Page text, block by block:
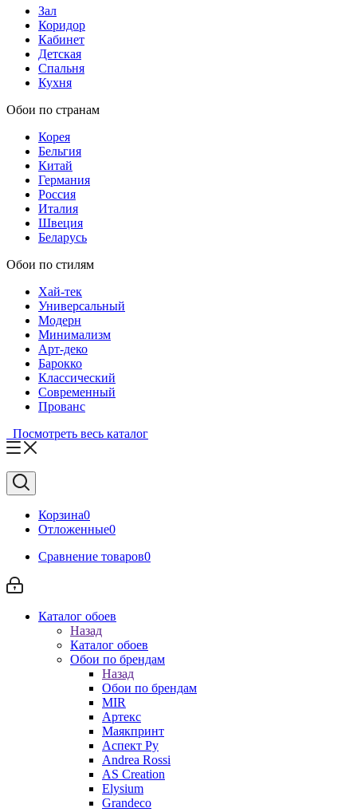
Зал
Коридор
Кабинет
Детская
Спальня
Кухня
Обои по странам
Корея
Бельгия
Китай
Германия
Россия
Италия
Швеция
Беларусь
Обои по стилям
Хай-тек
Универсальный
Модерн
Минимализм
Арт-деко
Барокко
Классический
Современный
Прованс
Посмотреть весь каталог
Корзина0
Отложенные0
Сравнение товаров0
Каталог обоев
Назад
Каталог обоев
Обои по брендам
Назад
Обои по брендам
MIR
Артекс
Маякпринт
Аспект Ру
Andrea Rossi
AS Creation
Elysium
Grandeco